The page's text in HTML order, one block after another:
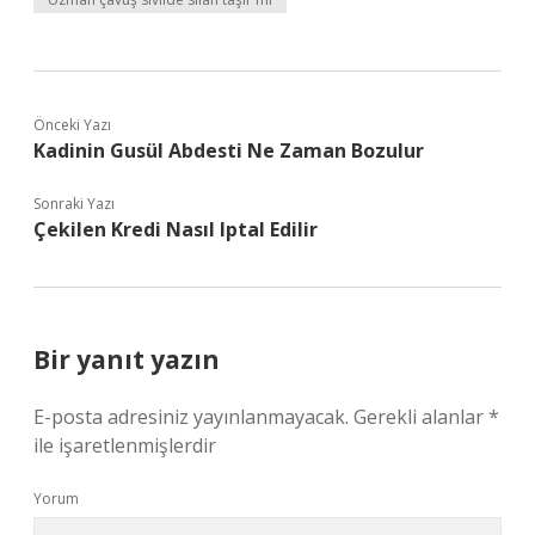
Önceki Yazı
Kadinin Gusül Abdesti Ne Zaman Bozulur
Sonraki Yazı
Çekilen Kredi Nasıl Iptal Edilir
Bir yanıt yazın
E-posta adresiniz yayınlanmayacak. Gerekli alanlar*
ile işaretlenmişlerdir
Yorum